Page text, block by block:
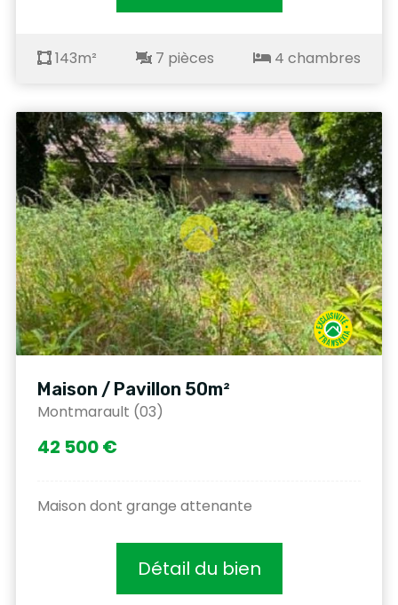
143m² 7 pièces 4 chambres
Maison / Pavillon 50m²
Montmarault (03)
42 500 €
Maison dont grange attenante
Détail du bien